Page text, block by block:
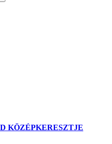
KÖZÉPKERESZTJE